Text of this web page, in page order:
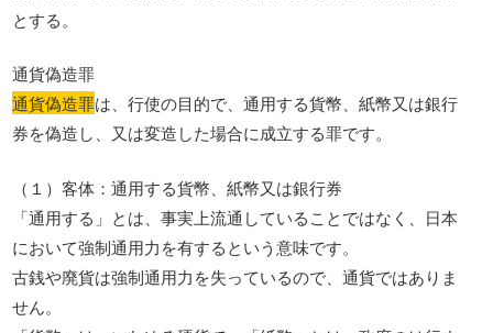
とする。
通貨偽造罪
通貨偽造罪は、行使の目的で、通用する貨幣、紙幣又は銀行
券を偽造し、又は変造した場合に成立する罪です。
（１）客体：通用する貨幣、紙幣又は銀行券
「通用する」とは、事実上流通していることではなく、日本
において強制通用力を有するという意味です。
古銭や廃貨は強制通用力を失っているので、通貨ではありま
せん。